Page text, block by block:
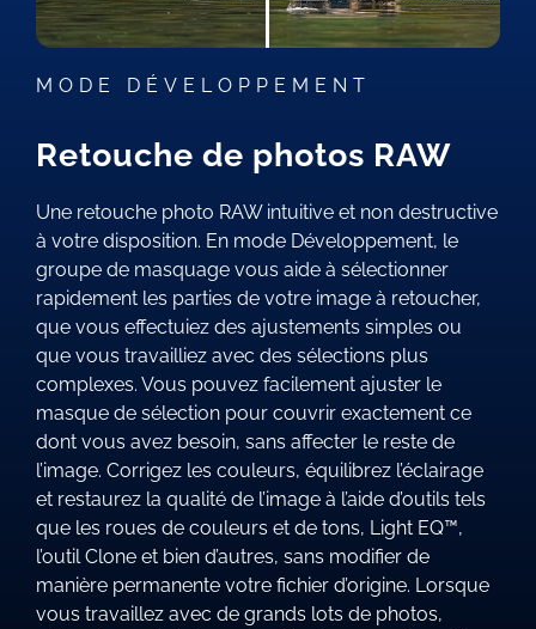
MODE DÉVELOPPEMENT
Retouche de photos RAW
Une retouche photo RAW intuitive et non destructive
à votre disposition. En mode Développement, le
groupe de masquage vous aide à sélectionner
rapidement les parties de votre image à retoucher,
que vous effectuiez des ajustements simples ou
que vous travailliez avec des sélections plus
complexes. Vous pouvez facilement ajuster le
masque de sélection pour couvrir exactement ce
dont vous avez besoin, sans affecter le reste de
l’image. Corrigez les couleurs, équilibrez l’éclairage
et restaurez la qualité de l’image à l’aide d’outils tels
que les roues de couleurs et de tons, Light EQ™,
l’outil Clone et bien d’autres, sans modifier de
manière permanente votre fichier d’origine. Lorsque
vous travaillez avec de grands lots de photos,